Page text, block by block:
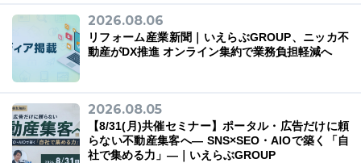
2026.08.06
リフォーム産業新聞｜いえらぶGROUP、ニッカ不
動産がDX推進 オンライン集約で業務負担軽減へ
2026.08.05
【8/31(月)共催セミナー】ポータル・広告だけに頼
らない不動産集客へ― SNS×SEO・AIOで築く「自
社で集める力」―｜いえらぶGROUP